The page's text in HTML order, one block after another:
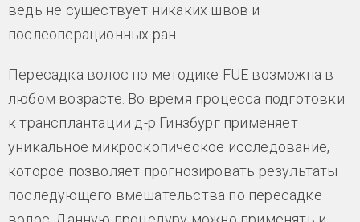
ведь не существует никаких швов и
послеоперационных ран.
Пересадка волос по методике FUE возможна в
любом возрасте. Во время процесса подготовки
к трансплантации д-р Гинзбург применяет
уникальное микроскопическое исследование,
которое позволяет прогнозировать результаты
последующего вмешательства по пересадке